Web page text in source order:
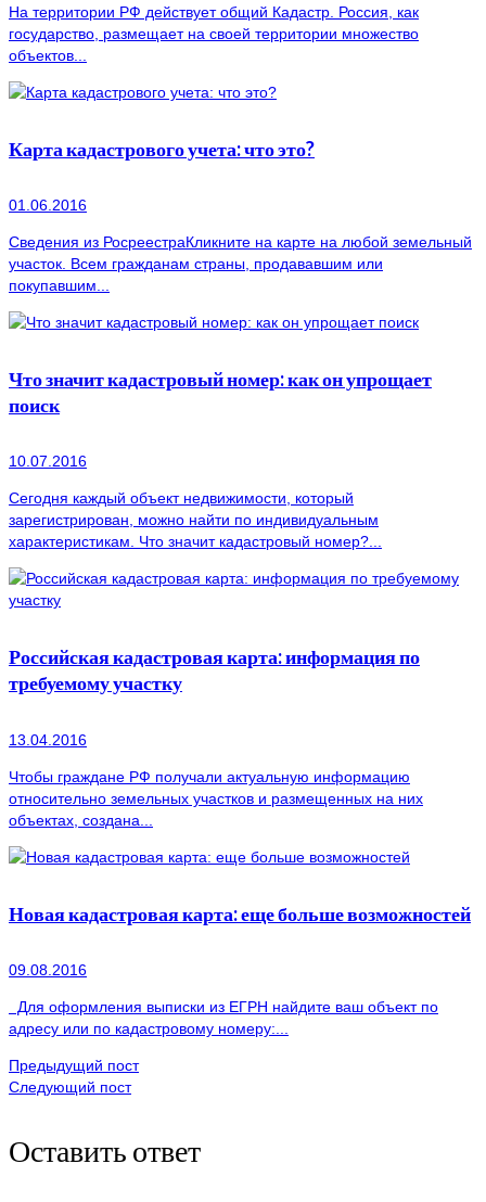
На территории РФ действует общий Кадастр. Россия, как
государство, размещает на своей территории множество
объектов...
Карта кадастрового учета: что это?
01.06.2016
Сведения из РосреестраКликните на карте на любой земельный
участок. Всем гражданам страны, продававшим или
покупавшим...
Что значит кадастровый номер: как он упрощает
поиск
10.07.2016
Сегодня каждый объект недвижимости, который
зарегистрирован, можно найти по индивидуальным
характеристикам. Что значит кадастровый номер?...
Российская кадастровая карта: информация по
требуемому участку
13.04.2016
Чтобы граждане РФ получали актуальную информацию
относительно земельных участков и размещенных на них
объектах, создана...
Новая кадастровая карта: еще больше возможностей
09.08.2016
Для оформления выписки из ЕГРН найдите ваш объект по
адресу или по кадастровому номеру:...
Предыдущий пост
Следующий пост
Оставить ответ